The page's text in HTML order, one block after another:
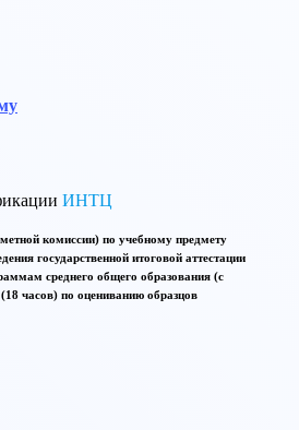
ИНТЦ
комиссии) по учебному предмету
государственной итоговой аттестации
среднего общего образования (с
часов) по оцениванию образцов